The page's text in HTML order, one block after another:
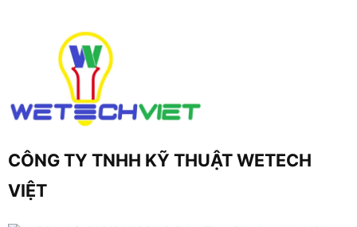
CÔNG TY TNHH KỸ THUẬT WETECH
VIỆT